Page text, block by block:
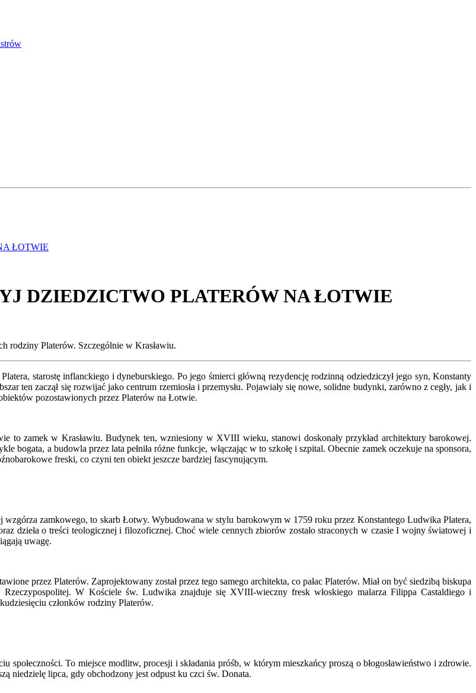
ŁOTWIE
DZIEDZICTWO PLATERÓW NA ŁOTWIE
rodziny Platerów. Szczególnie w Krasławiu.
starostę inflanckiego i dyneburskiego. Po jego śmierci główną rezydencję rodzinną odziedziczył jego syn, Konstanty
ten zaczął się rozwijać jako centrum rzemiosła i przemysłu. Pojawiały się nowe, solidne budynki, zarówno z cegły, jak i
pozostawionych przez Platerów na Łotwie.
to zamek w Krasławiu. Budynek ten, wzniesiony w XVIII wieku, stanowi doskonały przykład architektury barokowej.
bogata, a budowla przez lata pełniła różne funkcje, włączając w to szkołę i szpital. Obecnie zamek oczekuje na sponsora,
freski, co czyni ten obiekt jeszcze bardziej fascynującym.
zamkowego, to skarb Łotwy. Wybudowana w stylu barokowym w 1759 roku przez Konstantego Ludwika Platera,
dzieła o treści teologicznej i filozoficznej. Choć wiele cennych zbiorów zostało straconych w czasie I wojny światowej i
uwagę.
przez Platerów. Zaprojektowany został przez tego samego architekta, co pałac Platerów. Miał on być siedzibą biskupa
W Kościele św. Ludwika znajduje się XVIII-wieczny fresk włoskiego malarza Filippa Castaldiego i
członków rodziny Platerów.
To miejsce modlitw, procesji i składania próśb, w którym mieszkańcy proszą o błogosławieństwo i zdrowie.
niedzielę lipca, gdy obchodzony jest odpust ku czci św. Donata.